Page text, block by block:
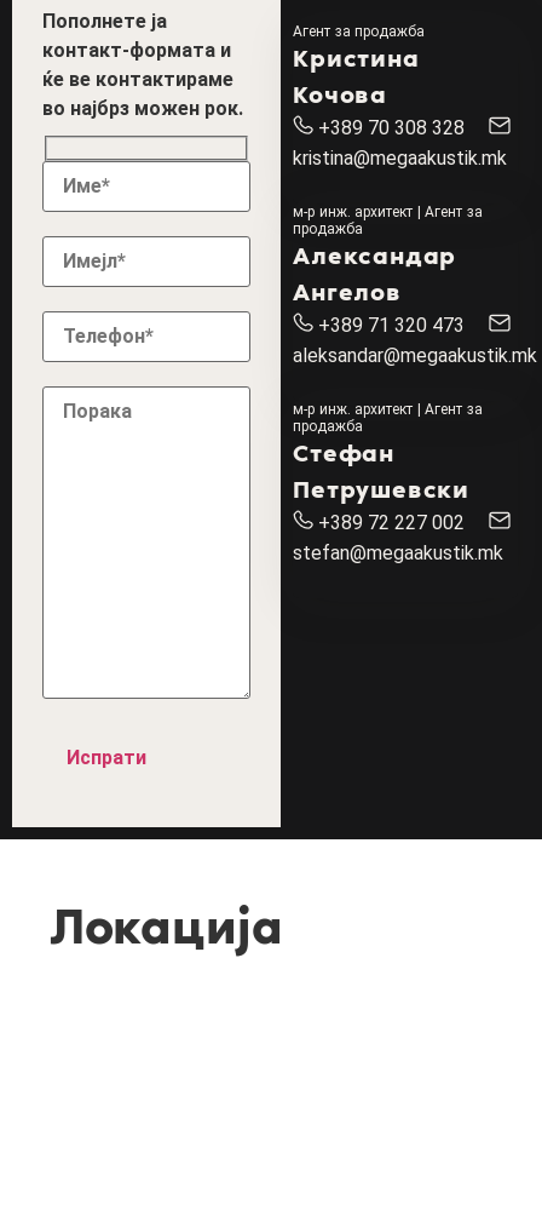
Пополнете ја
контакт-формата и
ќе ве контактираме
во најбрз можен рок.
Агент за продажба
Кристина
Кочова
+389 70 308 328
kristina@megaakustik.mk
м-р инж. архитект | Агент за
продажба
Александар
Ангелов
+389 71 320 473
aleksandar@megaakustik.mk
м-р инж. архитект | Агент за
продажба
Стефан
Петрушевски
+389 72 227 002
stefan@megaakustik.mk
Локација